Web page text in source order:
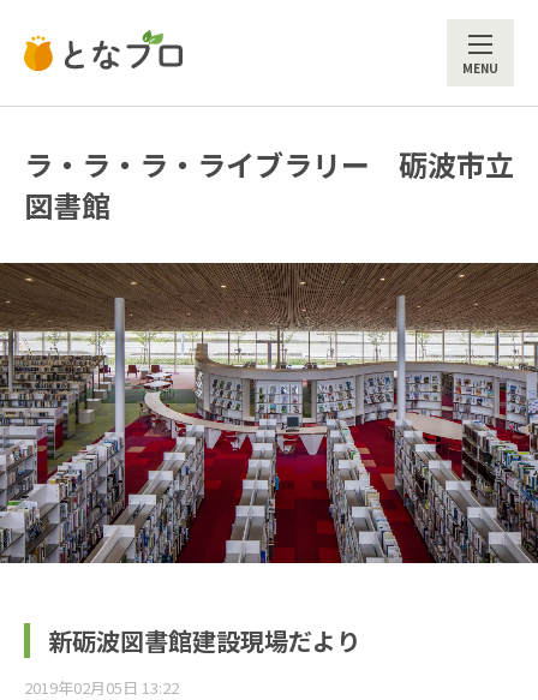
ラ・ラ・ラ・ライブラリー 砺波市立
図書館
新砺波図書館建設現場だより
2019年02月05日 13:22